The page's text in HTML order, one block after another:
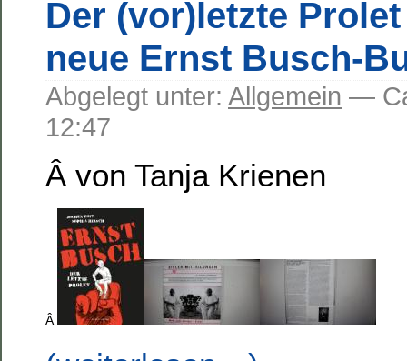
Der (vor)letzte
neue Ernst Busch-
Abgelegt unter: Allgemein —
12:47
Â von Tanja Krienen
Â